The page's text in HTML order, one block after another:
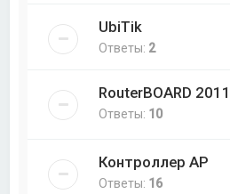
UbiTik
Ответы: 2
RouterBOARD
Ответы: 10
Контроллер AP
Ответы: 16